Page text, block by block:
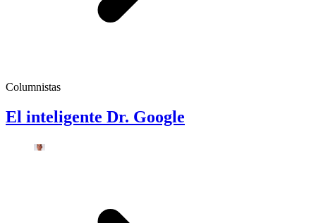
Columnistas
El inteligente Dr. Google